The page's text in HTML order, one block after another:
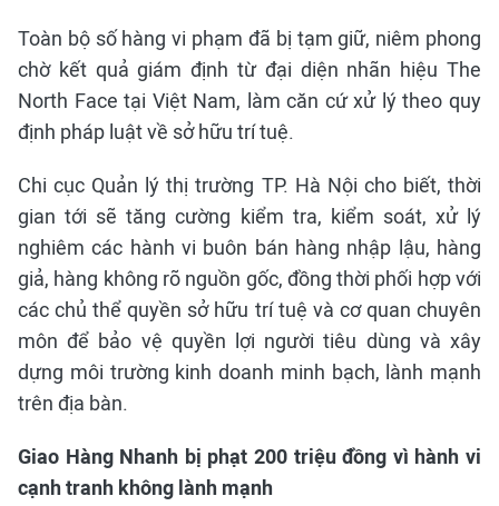
Toàn bộ số hàng vi phạm đã bị tạm giữ, niêm phong
chờ kết quả giám định từ đại diện nhãn hiệu The
North Face tại Việt Nam, làm căn cứ xử lý theo quy
định pháp luật về sở hữu trí tuệ.
Chi cục Quản lý thị trường TP. Hà Nội cho biết, thời
gian tới sẽ tăng cường kiểm tra, kiểm soát, xử lý
nghiêm các hành vi buôn bán hàng nhập lậu, hàng
giả, hàng không rõ nguồn gốc, đồng thời phối hợp với
các chủ thể quyền sở hữu trí tuệ và cơ quan chuyên
môn để bảo vệ quyền lợi người tiêu dùng và xây
dựng môi trường kinh doanh minh bạch, lành mạnh
trên địa bàn.
Giao Hàng Nhanh bị phạt 200 triệu đồng vì hành vi
cạnh tranh không lành mạnh